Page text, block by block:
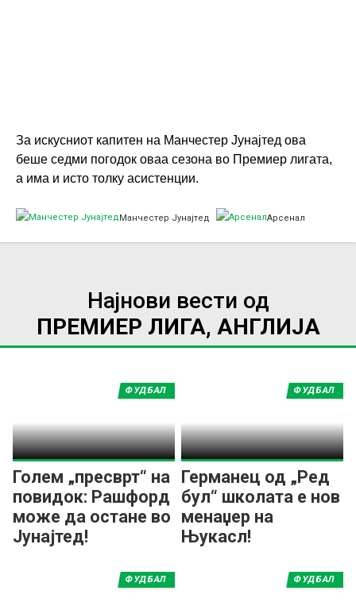
За искусниот капитен на Манчестер Јунајтед ова
беше седми погодок оваа сезона во Премиер лигата,
а има и исто толку асистенции.
Манчестер Јунајтед Арсенал
Најнови вести од
ПРЕМИЕР ЛИГА, АНГЛИЈА
Голем „пресврт“ на
повидок: Рашфорд
може да остане во
Јунајтед!
ФУДБАЛ
Германец од „Ред
бул“ школата е нов
менаџер на
Њукасл!
ФУДБАЛ
ФУДБАЛ ФУДБАЛ